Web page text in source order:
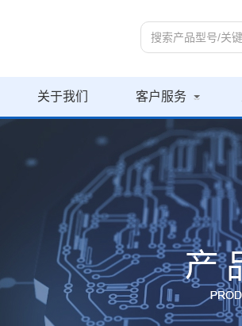
关于我们 客户服务